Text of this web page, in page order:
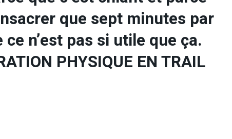
que sept minutes par
n’est pas si utile que ça.
PHYSIQUE EN TRAIL